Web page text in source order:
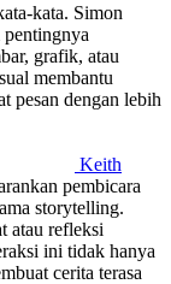
kata. Simon
grafik, atau
membantu
pesan dengan lebih
Keith
pembicara
storytelling.
atau refleksi
ini tidak hanya
cerita terasa